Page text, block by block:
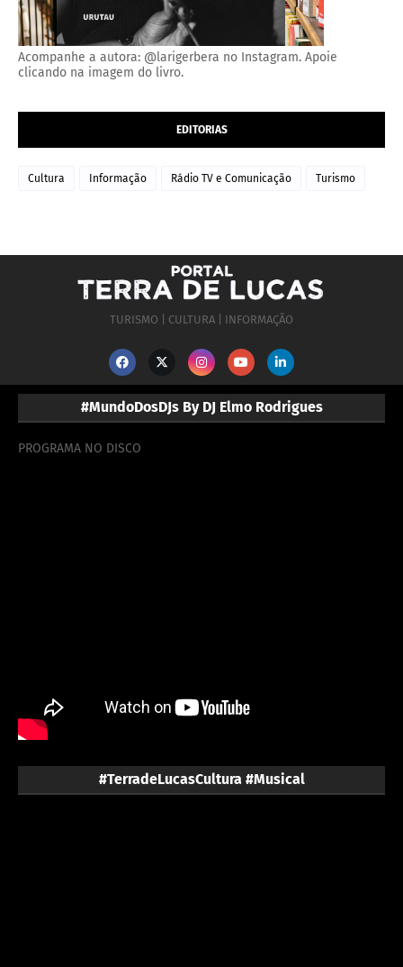
Acompanhe a autora: @larigerbera no Instagram. Apoie
clicando na imagem do livro.
EDITORIAS
Cultura Informação Rádio TV e Comunicação Turismo
TURISMO | CULTURA | INFORMAÇÃO
#MundoDosDJs By DJ Elmo Rodrigues
PROGRAMA NO DISCO
#TerradeLucasCultura #Musical